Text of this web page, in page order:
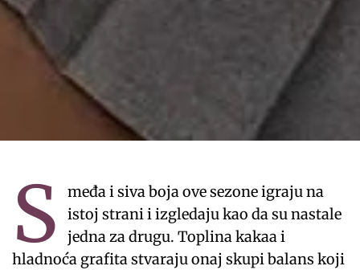
S
međa i siva boja ove sezone igraju na
istoj strani i izgledaju kao da su nastale
jedna za drugu. Toplina kakaa i
hladnoća grafita stvaraju onaj skupi balans koji